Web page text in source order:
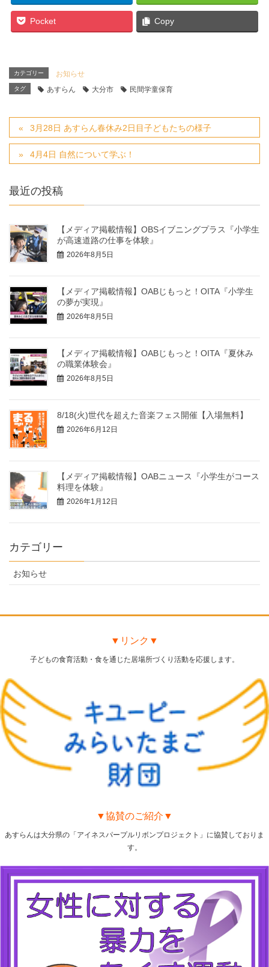
Pocket Copy
カテゴリー お知らせ
タグ あすらん 大分市 民間学童保育
3月28日 あすらん春休み2日目子どもたちの様子
4月4日 自然について学ぶ！
最近の投稿
【メディア掲載情報】OBSイブニングプラス『小学生
が高速道路の仕事を体験』
2026年8月5日
【メディア掲載情報】OABじもっと！OITA『小学生
の夢が実現』
2026年8月5日
【メディア掲載情報】OABじもっと！OITA『夏休み
の職業体験会』
2026年8月5日
8/18(火)世代を超えた音楽フェス開催【入場無料】
2026年6月12日
【メディア掲載情報】OABニュース『小学生がコース
料理を体験』
2026年1月12日
カテゴリー
お知らせ
▼リンク▼
子どもの食育活動・食を通じた居場所づくり活動を応援します。
▼協賛のご紹介▼
あすらんは大分県の「アイネスパープルリボンプロジェクト」に協賛しておりま
す。